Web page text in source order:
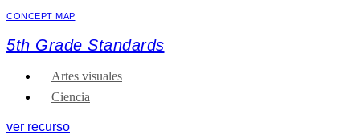
CONCEPT MAP
5th Grade Standards
Artes visuales
Ciencia
ver recurso